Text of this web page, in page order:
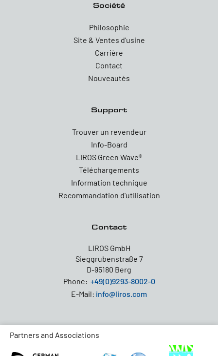
Société
Philosophie
Site & Ventes d'usine
Carrière
Contact
Nouveautés
Support
Trouver un revendeur
Info-Board
LIROS Green Wave®
Téléchargements
Information technique
Recommandation d'utilisation
Contact
LIROS GmbH
Sieggrubenstraße 7
D-95180 Berg
Phone: +49(0)9293-8002-0
E-Mail: info@liros.com
Partners and Associations